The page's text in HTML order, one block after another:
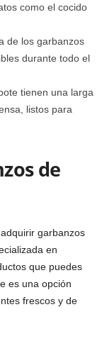
como el cocido
de los garbanzos
durante todo el
tienen una larga
listos para
de
garbanzos
en
que puedes
es una opción
frescos y de